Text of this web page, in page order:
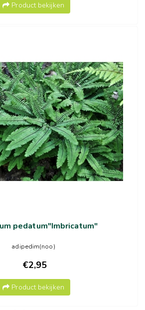
Product bekijken
pedatum"Imbricatum"
adipedim(noo)
€2,95
Product bekijken